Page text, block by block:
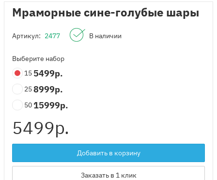
Мраморные сине-голубые шары
Артикул: 2477 В наличии
Выберите набор
15 5499р.
258999р.
50 15999р.
5499р.
Добавить в корзину
Заказать в 1 клик